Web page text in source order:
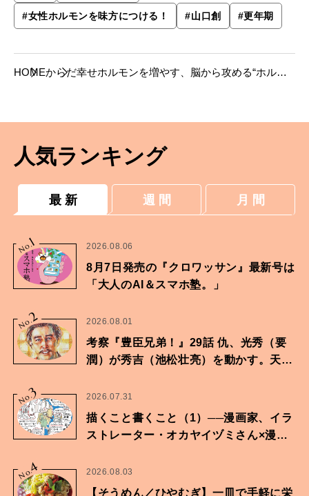
#女性ホルモンを味方につける！ #山口創 #更年期
HOMEからだ幸せホルモンを増やす、脳から攻める“ホル
人気ランキング
最 新 週 間 月 間
No.
1 2026.08.06
8月7日発売の『クロワッサン』最新号は
「大人のAI＆スマホ塾。」
No.2 2026.08.01
考察『豊臣兄弟！』29話 仇、光秀（要
潤）が秀吉（池松壮亮）を動かす。天下
No.
3 2026.07.31
描くこと書くこと（1）──漫画家、イラ
ストレーター・オカヤイヅミさん×漫画
No.
4 2026.08.03
【そうめん／ひやむぎ】一皿で手軽に栄